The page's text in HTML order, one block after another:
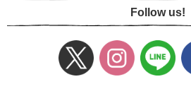
Follow us!